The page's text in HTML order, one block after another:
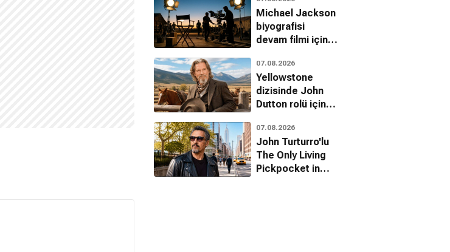
Michael Jackson
biyografisi
devam filmi için
belli oldu
07.08.2026
Yellowstone
dizisinde John
Dutton rolü için
Bridges'mış
07.08.2026
John Turturro'lu
The Only Living
Pickpocket in